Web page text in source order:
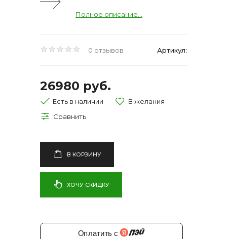
Полное описание...
0 отзывов Артикул:
26980 руб.
Есть в наличии
В КОРЗИНУ
ХОЧУ СКИДКУ